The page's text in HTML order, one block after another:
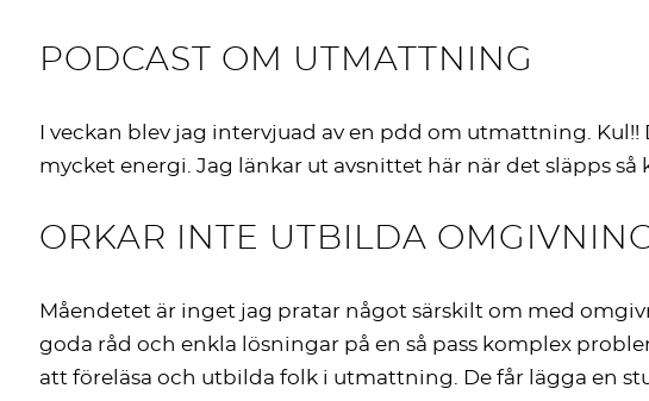
PODCAST OM UTMATTNING
I veckan blev jag intervjuad av en pdd om utmattning.
mycket energi. Jag länkar ut avsnittet här när det släpps så
ORKAR INTE UTBILDA
Måendetet är inget jag pratar något särskilt om med
goda råd och enkla lösningar på en så pass komplex
att föreläsa och utbilda folk i utmattning. De får lägga en